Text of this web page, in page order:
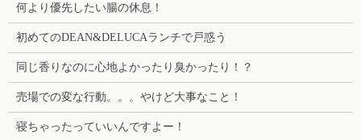
何より優先したい腸の休息！
初めてのDEAN&DELUCAランチで戸惑う
同じ香りなのに心地よかったり臭かったり！？
売場での変な行動。。。やけど大事なこと！
寝ちゃったっていいんですよー！